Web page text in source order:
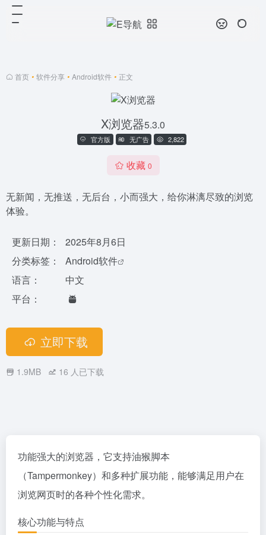
首页 • 软件分享 • Android软件 • 正文
X浏览器5.3.0
官方版 无广告 2,822
收藏 0
无新闻，无推送，无后台，小而强大，给你淋漓尽致的浏览
体验。
更新日期：
2025年8月6日
分类标签：
Android软件
语言：
中文
平台：
立即下载
1.9MB 16 人已下载
功能强大的浏览器，它支持油猴脚本
（Tampermonkey）和多种扩展功能，能够满足用户在
浏览网页时的各种个性化需求。
核心功能与特点